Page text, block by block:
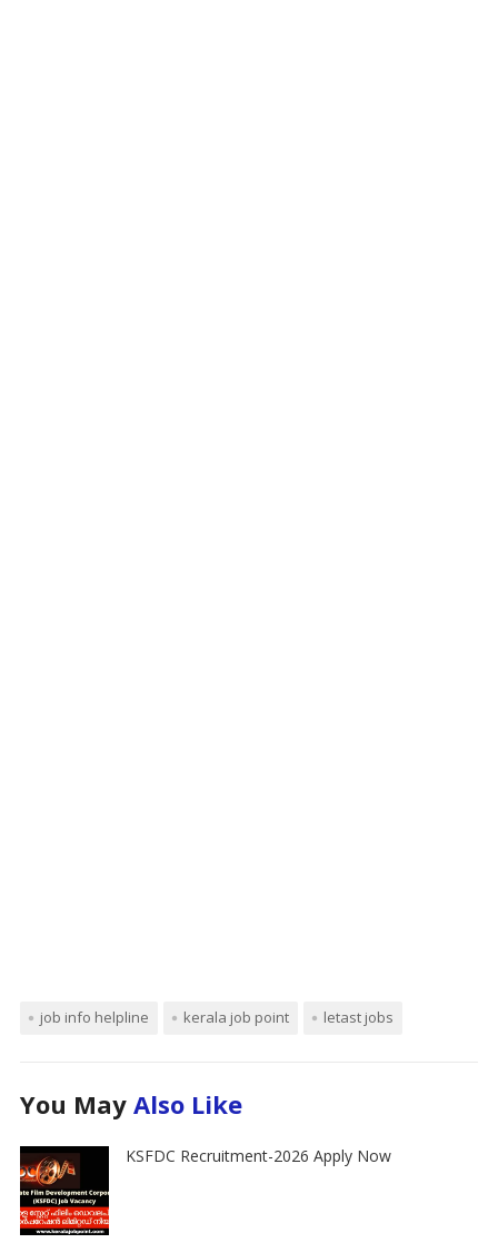
job info helpline kerala job point letast jobs
You May Also Like
KSFDC Recruitment-2026 Apply Now